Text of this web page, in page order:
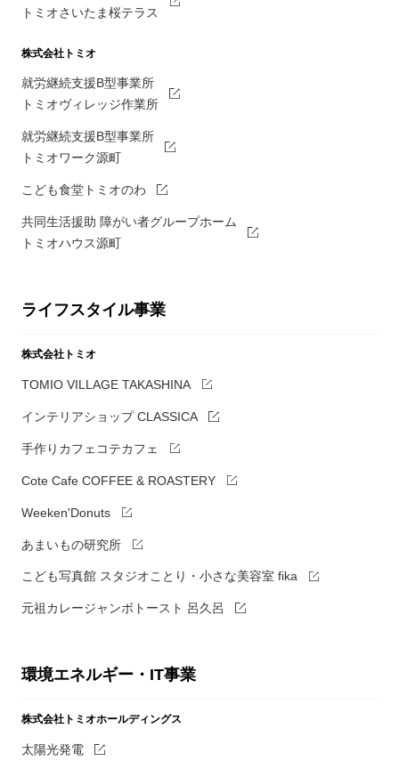
トミオさいたま桜テラス
株式会社トミオ
就労継続支援B型事業所
トミオヴィレッジ作業所
就労継続支援B型事業所
トミオワーク源町
こども食堂トミオのわ
共同生活援助 障がい者グループホーム
トミオハウス源町
ライフスタイル事業
株式会社トミオ
TOMIO VILLAGE TAKASHINA
インテリアショップ CLASSICA
手作りカフェコテカフェ
Cote Cafe COFFEE & ROASTERY
Weeken'Donuts
あまいもの研究所
こども写真館 スタジオことり・小さな美容室 fika
元祖カレージャンボトースト 呂久呂
環境エネルギー・IT事業
株式会社トミオホールディングス
太陽光発電